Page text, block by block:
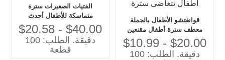
الفتيات الصغيرات سترة
متماسكة للأطفال أحدث
البلوزات
$20.58 - $40.00
دقيقة. الطلب: 100
قطعة
قوانغتشو الأطفال بالجملة
معطف سترة أطفال مقنعين
سترة، أطفال تتغاضى سترة
$10.99 - $20.00
دقيقة. الطلب: 100